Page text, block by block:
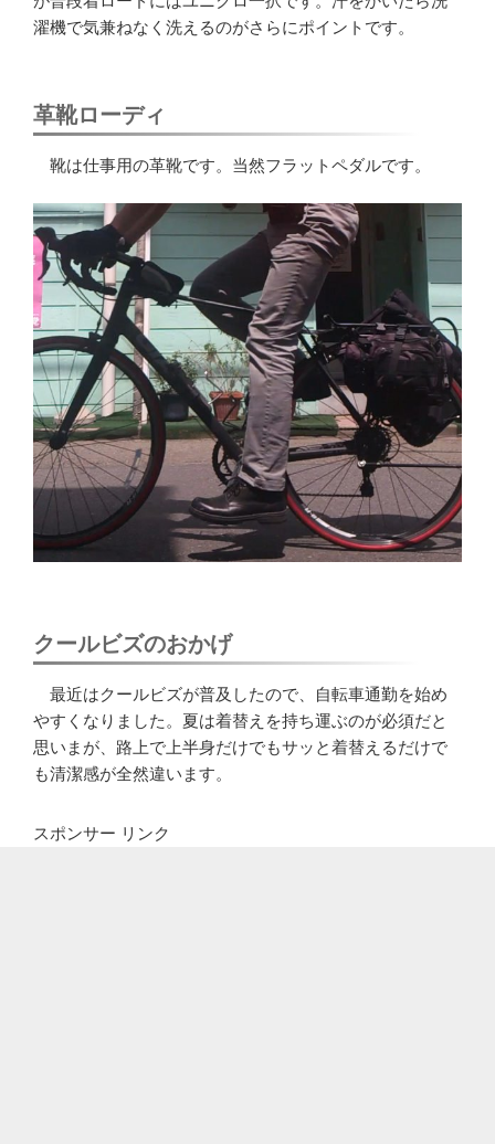
濯機で気兼ねなく洗えるのがさらにポイントです。
革靴ローディ
靴は仕事用の革靴です。当然フラットペダルです。
クールビズのおかげ
最近はクールビズが普及したので、自転車通勤を始め
やすくなりました。夏は着替えを持ち運ぶのが必須だと
思いまが、路上で上半身だけでもサッと着替えるだけで
も清潔感が全然違います。
スポンサー リンク